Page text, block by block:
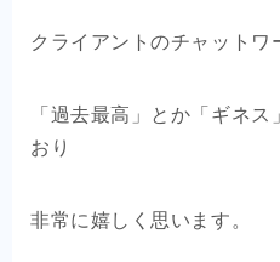
クライアントのチャットワ
「過去最高」とか「ギネ
おり
非常に嬉しく思います。